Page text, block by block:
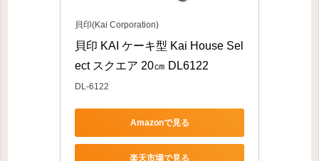
貝印(Kai Corporation)
貝印 KAI ケーキ型 Kai House Sel
ect スクエア 20㎝ DL6122
DL-6122
Amazonで見る
楽天市場で見る